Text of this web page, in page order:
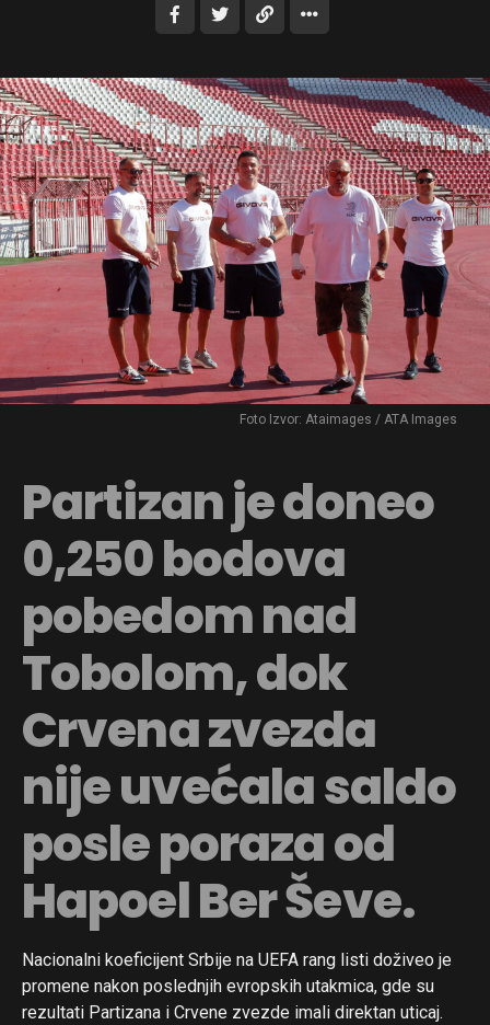
Foto Izvor: Ataimages / ATA Images
Partizan je doneo
0,250 bodova
pobedom nad
Tobolom, dok
Crvena zvezda
nije uvećala saldo
posle poraza od
Hapoel Ber Ševe.
Nacionalni koeficijent Srbije na UEFA rang listi doživeo je
promene nakon poslednjih evropskih utakmica, gde su
rezultati Partizana i Crvene zvezde imali direktan uticaj.